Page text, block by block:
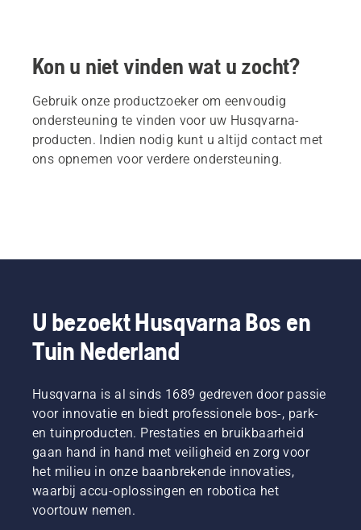
Kon u niet vinden wat u zocht?
Gebruik onze productzoeker om eenvoudig
ondersteuning te vinden voor uw Husqvarna-
producten. Indien nodig kunt u altijd contact met
ons opnemen voor verdere ondersteuning.
U bezoekt Husqvarna Bos en
Tuin Nederland
Husqvarna is al sinds 1689 gedreven door passie
voor innovatie en biedt professionele bos-, park-
en tuinproducten. Prestaties en bruikbaarheid
gaan hand in hand met veiligheid en zorg voor
het milieu in onze baanbrekende innovaties,
waarbij accu-oplossingen en robotica het
voortouw nemen.